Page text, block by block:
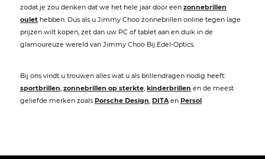
zodat je zou denken dat we het hele jaar door een zonnebrillen
oulet hebben. Dus als u Jimmy Choo zonnebrillen online tegen lage
prijzen wilt kopen, zet dan uw PC of tablet aan en duik in de
glamoureuze wereld van Jimmy Choo Bij Edel-Optics.
Bij ons vindt u trouwen alles wat u als brillendragen nodig heeft:
sportbrillen, zonnebrillen op sterkte, kinderbrillen en de meest
geliefde merken zoals Porsche Design, DITAen Persol.